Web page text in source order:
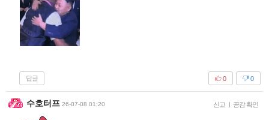
답글 0
0
수호터프 26-07-08 01:20 신고 | 공감 확인